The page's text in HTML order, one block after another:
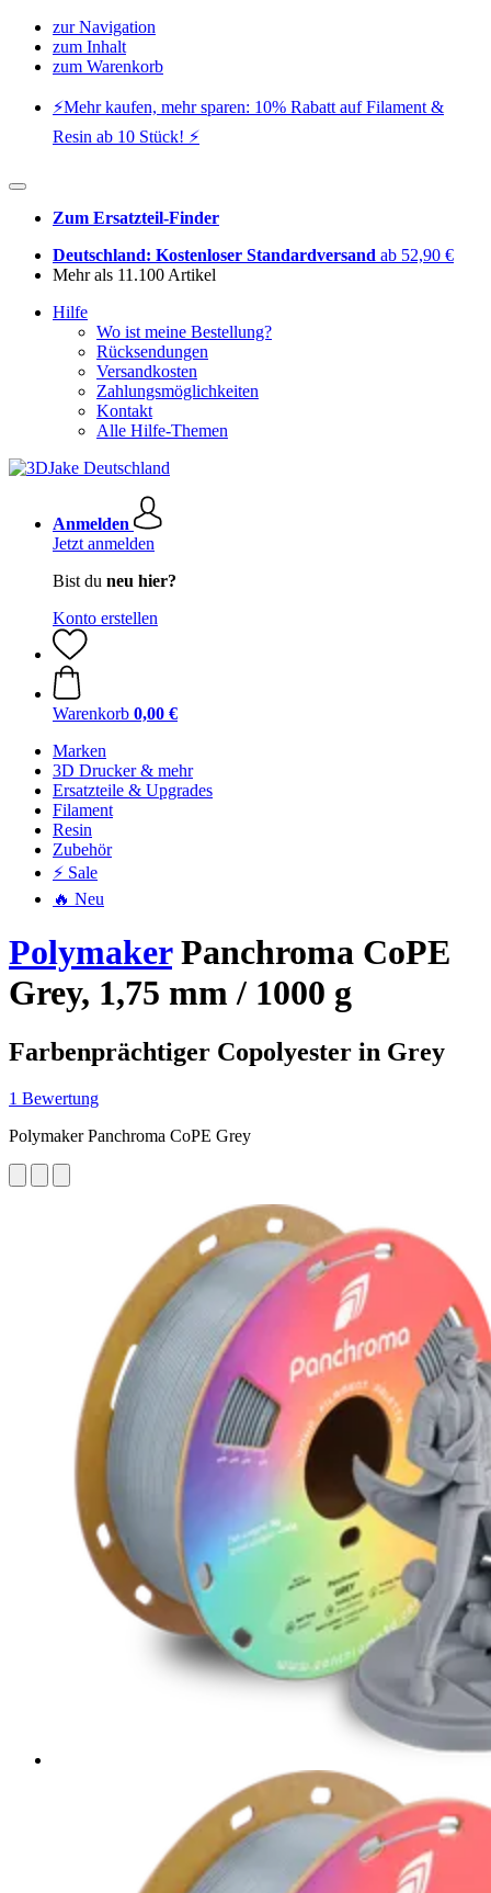
zur Navigation
zum Inhalt
zum Warenkorb
⚡️Mehr kaufen, mehr sparen: 10% Rabatt auf Filament &
Resin ab 10 Stück! ⚡️
Zum Ersatzteil-Finder
Deutschland: Kostenloser Standardversand ab 52,90 €
Mehr als 11.100 Artikel
Hilfe
Wo ist meine Bestellung?
Rücksendungen
Versandkosten
Zahlungsmöglichkeiten
Kontakt
Alle Hilfe-Themen
Anmelden
Jetzt anmelden
Bist du neu hier?
Konto erstellen
Warenkorb 0,00 €
Marken
3D Drucker & mehr
Ersatzteile & Upgrades
Filament
Resin
Zubehör
⚡ Sale
🔥 Neu
PolymakerPanchroma CoPE
Grey, 1,75 mm / 1000 g
Farbenprächtiger Copolyester in Grey
1 Bewertung
Polymaker Panchroma CoPE Grey